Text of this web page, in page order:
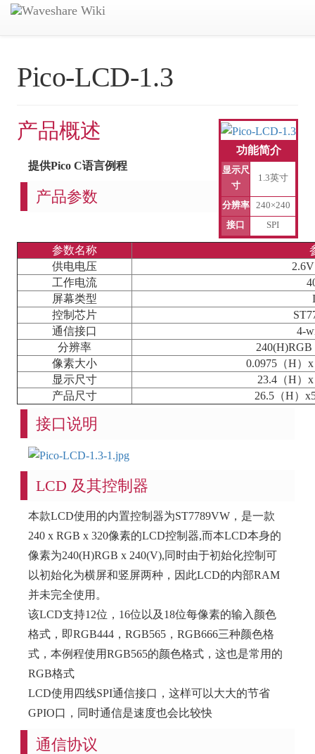
Pico-LCD-1.3
功能简介
显示尺
寸
1.3英寸
分辨率
240×240
接口
SPI
产品概述
提供Pico C语言例程
产品参数
参数名称
供电电压
工作电流
屏幕类型
控制芯片
通信接口
4-
分辨率
240(H)RGB
像素大小
0.0975（H）
显示尺寸
23.4（H）
产品尺寸
26.5（H）
接口说明
LCD 及其控制器
本款LCD使用的内置控制器为ST7789VW，是一款
240 x RGB x 320像素的LCD控制器,而本LCD本身的
像素为240(H)RGB x 240(V),同时由于初始化控制可
以初始化为横屏和竖屏两种，因此LCD的内部RAM
并未完全使用。
该LCD支持12位，16位以及18位每像素的输入颜色
格式，即RGB444，RGB565，RGB666三种颜色格
式，本例程使用RGB565的颜色格式，这也是常用的
RGB格式
LCD使用四线SPI通信接口，这样可以大大的节省
GPIO口，同时通信是速度也会比较快
通信协议